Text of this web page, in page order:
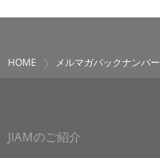
HOME メルマガバックナンバー
JIAMのご紹介